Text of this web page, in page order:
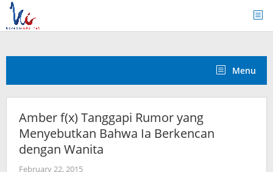
Skip
content
Menu
Amber f(x) Tanggapi Rumor yang
Menyebutkan Bahwa Ia Berkencan
dengan Wanita
February 22, 2015by